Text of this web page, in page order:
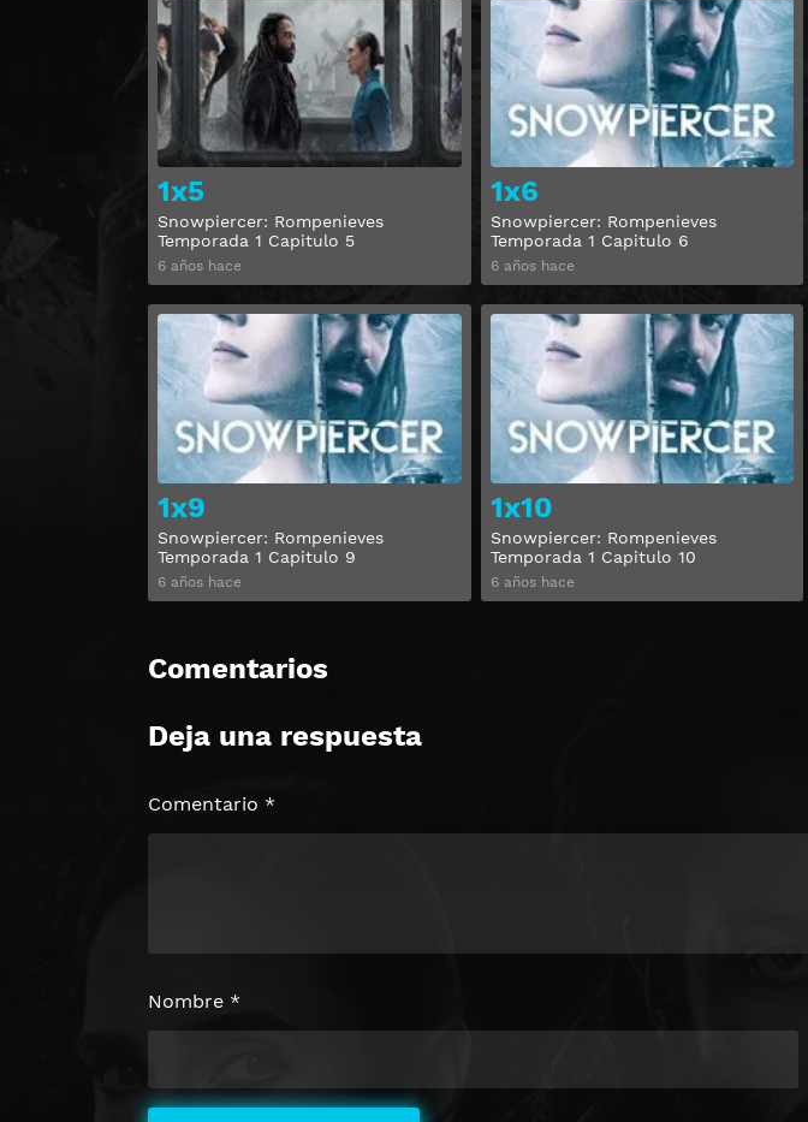
1x5
Snowpiercer: Rompenieves
Temporada 1 Capitulo 5
6 años hace
Ver
1x6
Snowpiercer: Rompenieves
Temporada 1 Capitulo 6
6 años hace
1x9
Snowpiercer: Rompenieves
Temporada 1 Capitulo 9
6 años hace
Ver
1x10
Snowpiercer: Rompenieves
Temporada 1 Capitulo 10
6 años hace
Comentarios
Deja una respuesta
Comentario *
Nombre *